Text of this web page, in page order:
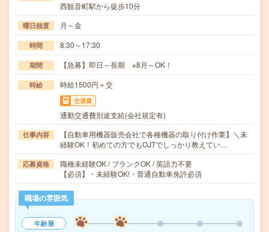
西観音町駅から徒歩10分
曜日頻度 月～金
時間 8:30～17:30
期間 【急募】即日～長期 ※8月～OK！
時給 時給1500円＋交
交通費
通勤交通費別途支給(会社規定有)
仕事内容
【自動車用機器販売会社で各種機器の取り付け作業】＼未
経験OK！初めての方でもOJTでしっかり教えてい…
応募資格
職種未経験OK / ブランクOK / 英語力不要
【必須】・未経験OK!・普通自動車免許必須
職場の雰囲気
年齢層